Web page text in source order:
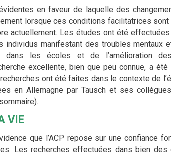
en faveur de laquelle des
lorsque ces conditions facilitatrices sont
actuellement. Les études ont été
manifestant des troubles mentaux
les écoles et de l’amélioration
excellente, bien que peu connue, a été
ont été faites dans le contexte de
en Allemagne par Tausch et ses
VIE
que l’ACP repose sur une confiance
Les recherches effectuées dans bien des